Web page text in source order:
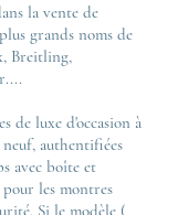
la vente de
grands noms de
, Breitling,
....
de luxe d'occasion à
authentifiées
avec boîte et
les montres
Si le modèle (